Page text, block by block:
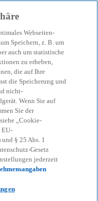
von der Vision
sorgt für die
Compliance. Ihr
Webseiten-
Speichern, z. B. um
auch um statistische
zu erheben,
die auf Ihre
die Speicherung und
nicht-
Wenn Sie auf
Sie der
„Cookie-
EU-
§ 25 Abs. 1
Gesetz
jederzeit